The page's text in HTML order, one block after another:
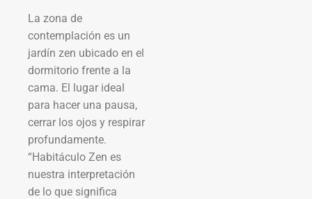
La zona de
contemplación es un
jardín zen ubicado en el
dormitorio frente a la
cama. El lugar ideal
para hacer una pausa,
cerrar los ojos y respirar
profundamente.
“Habitáculo Zen es
nuestra interpretación
de lo que significa